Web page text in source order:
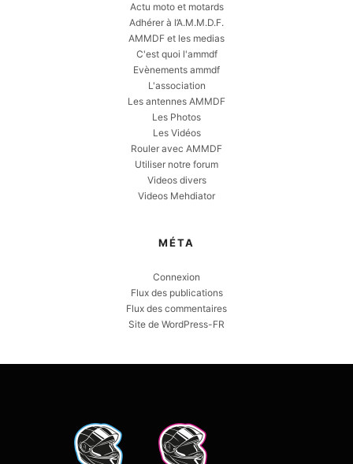
Actu moto et motards
Adhérer à l’A.M.M.D.F.
AMMDF et les medias
C'est quoi l'ammdf
Evènements ammdf
L'association
Les antennes AMMDF
Les Photos
Les Vidéos
Rouler avec AMMDF
Utiliser notre forum
Videos divers
Videos Mehdiator
MÉTA
Connexion
Flux des publications
Flux des commentaires
Site de WordPress-FR